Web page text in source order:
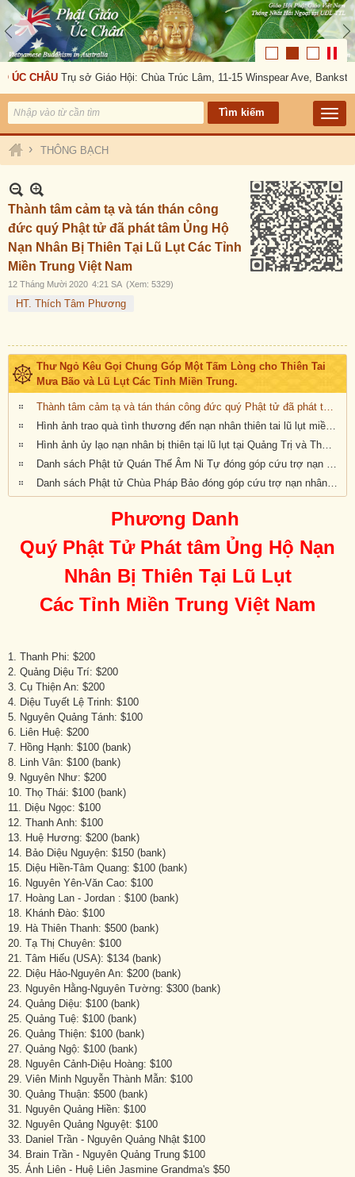
CHÂU Trụ sở Giáo Hội: Chùa Trúc Lâm, 11-15 Winspear Ave, Bankstown,
› THÔNG BẠCH
Thành tâm cảm tạ và tán thán công
đức quý Phật tử đã phát tâm Ủng Hộ
Nạn Nhân Bị Thiên Tại Lũ Lụt Các Tỉnh
Miền Trung Việt Nam
12 Tháng Mười 2020 4:21 SA (Xem: 5329)
HT. Thích Tâm Phương
Thư Ngỏ Kêu Gọi Chung Góp Một Tấm Lòng cho Thiên Tai
Mưa Bão và Lũ Lụt Các Tỉnh Miền Trung.
Thành tâm cảm tạ và tán thán công đức quý Phật tử đã phát tâm Ủng Hộ Nạn Nhân Bị Thiên Tại Lũ Lụt Các Tỉnh Miền Trung Việt Nam
Hình ảnh trao quà tình thương đến nạn nhân thiên tai lũ lụt miền Trung
Hình ảnh ủy lạo nạn nhân bị thiên tại lũ lụt tại Quảng Trị và Thừa Thiên Huế (ngày 19/10/2020)
Danh sách Phật tử Quán Thế Âm Ni Tự đóng góp cứu trợ nạn nhân lũ lụt miền Trung Việt Nam
Danh sách Phật tử Chùa Pháp Bảo đóng góp cứu trợ nạn nhân lũ lụt miền Trung Việt Nam
Phương Danh
Quý Phật Tử Phát tâm Ủng Hộ Nạn
Nhân Bị Thiên Tại Lũ Lụt
Các Tỉnh Miền Trung Việt Nam
1. Thanh Phi: $200
2. Quảng Diệu Trí: $200
3. Cụ Thiện An: $200
4. Diệu Tuyết Lệ Trinh: $100
5. Nguyên Quảng Tánh: $100
6. Liên Huệ: $200
7. Hồng Hạnh: $100 (bank)
8. Linh Vân: $100 (bank)
9. Nguyên Như: $200
10. Thọ Thái: $100 (bank)
11. Diệu Ngọc: $100
12. Thanh Anh: $100
13. Huệ Hương: $200 (bank)
14. Bảo Diệu Nguyện: $150 (bank)
15. Diệu Hiền-Tâm Quang: $100 (bank)
16. Nguyên Yên-Văn Cao: $100
17. Hoàng Lan - Jordan : $100 (bank)
18. Khánh Đào: $100
19. Hà Thiên Thanh: $500 (bank)
20. Tạ Thị Chuyên: $100
21. Tâm Hiếu (USA): $134 (bank)
22. Diệu Hảo-Nguyên An: $200 (bank)
23. Nguyên Hằng-Nguyên Tường: $300 (bank)
24. Quảng Diệu: $100 (bank)
25. Quảng Tuệ: $100 (bank)
26. Quảng Thiện: $100 (bank)
27. Quảng Ngộ: $100 (bank)
28. Nguyên Cảnh-Diệu Hoàng: $100
29. Viên Minh Nguyễn Thành Mẫn: $100
30. Quảng Thuận: $500 (bank)
31. Nguyên Quảng Hiền: $100
32. Nguyên Quảng Nguyệt: $100
33. Daniel Trần - Nguyên Quảng Nhật $100
34. Brain Trần - Nguyên Quảng Trung $100
35. Ánh Liên - Huệ Liên Jasmine Grandma's $50